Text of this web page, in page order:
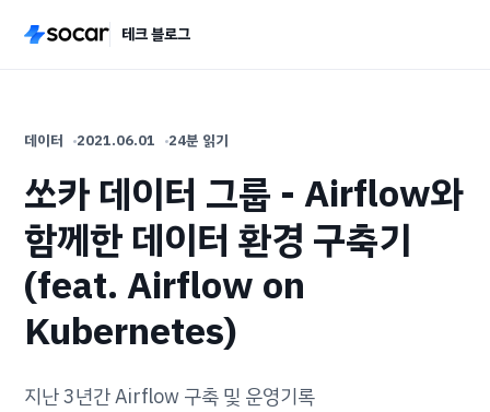
테크 블로그
데이터 2021.06.01 24분 읽기
쏘카 데이터 그룹 - Airflow와
함께한 데이터 환경 구축기
(feat. Airflow on
Kubernetes)
지난 3년간 Airflow 구축 및 운영기록